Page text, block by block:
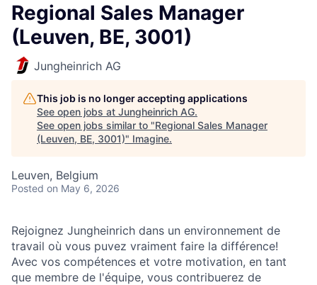
Regional Sales Manager
(Leuven, BE, 3001)
Jungheinrich AG
This job is no longer accepting applications
See open jobs at Jungheinrich AG.
See open jobs similar to "Regional Sales Manager
(Leuven, BE, 3001)" Imagine.
Leuven, Belgium
Posted on May 6, 2026
Rejoignez Jungheinrich dans un environnement de
travail où vous puvez vraiment faire la différence!
Avec vos compétences et votre motivation, en tant
que membre de l'équipe, vous contribuerez de